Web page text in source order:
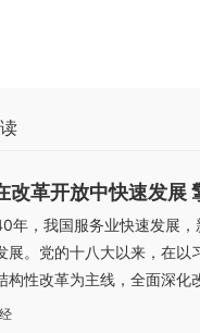
改革开放中快速发展
年，我国服务业快速发展
展。党的十八大以来，在以
构性改革为主线，全面深